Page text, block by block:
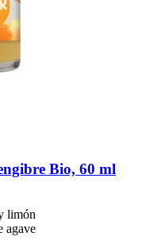
Bio, 60 ml
limón
agave